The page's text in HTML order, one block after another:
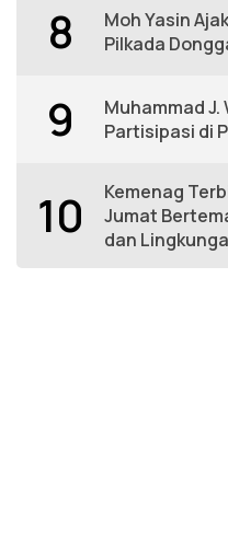
8
Moh Yasin
Pilkada
9
Muhammad
Partisipasi di
10
Kemenag
Jumat
dan